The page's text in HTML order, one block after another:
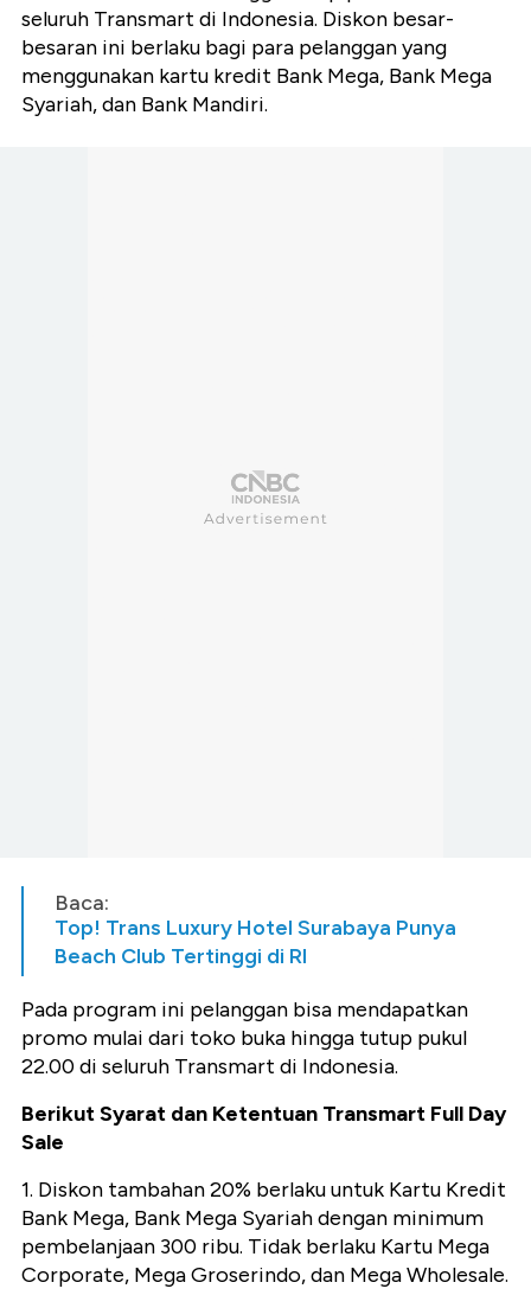
seluruh Transmart di Indonesia. Diskon besar-
besaran ini berlaku bagi para pelanggan yang
menggunakan kartu kredit Bank Mega, Bank Mega
Syariah, dan Bank Mandiri.
Baca:
Top! Trans Luxury Hotel Surabaya Punya
Beach Club Tertinggi di RI
Pada program ini pelanggan bisa mendapatkan
promo mulai dari toko buka hingga tutup pukul
22.00 di seluruh Transmart di Indonesia.
Berikut Syarat dan Ketentuan Transmart Full Day
Sale
1. Diskon tambahan 20% berlaku untuk Kartu Kredit
Bank Mega, Bank Mega Syariah dengan minimum
pembelanjaan 300 ribu. Tidak berlaku Kartu Mega
Corporate, Mega Groserindo, dan Mega Wholesale.